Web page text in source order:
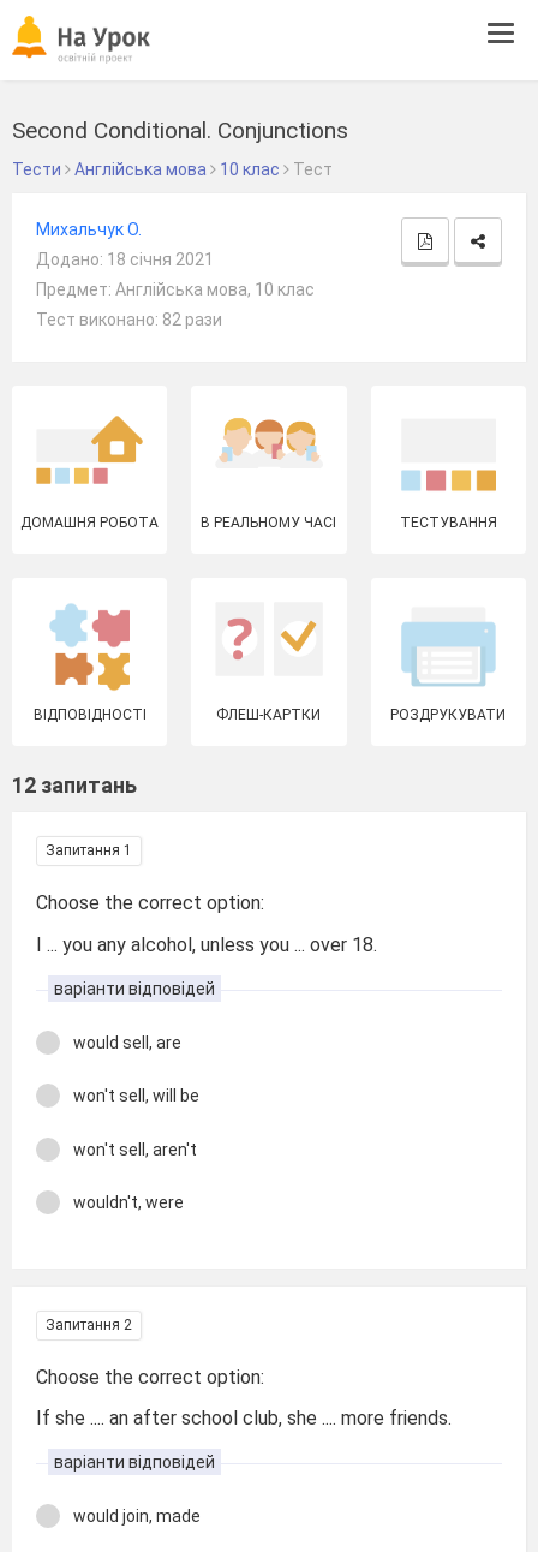
Second Conditional. Conjunctions
Тести Англійська мова 10 клас Тест
Михальчук О.
Додано: 18 січня 2021
Предмет: Англійська мова, 10 клас
Тест виконано: 82 рази
ДОМАШНЯ РОБОТА В РЕАЛЬНОМУ ЧАСІ ТЕСТУВАННЯ
ВІДПОВІДНОСТІ ФЛЕШ-КАРТКИ РОЗДРУКУВАТИ
12 запитань
Запитання 1
Choose the correct option:
I ... you any alcohol, unless you ... over 18.
варіанти відповідей
would sell, are
won't sell, will be
won't sell, aren't
wouldn't, were
Запитання 2
Choose the correct option:
If she .... an after school club, she .... more friends.
варіанти відповідей
would join, made